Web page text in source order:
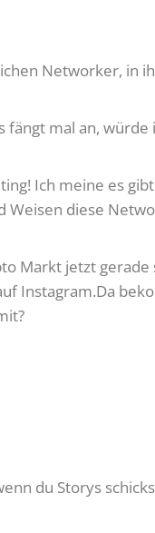
Networker,
fängt mal an,
Ich meine es
Weisen diese
Markt jetzt
Instagram.Da
du Storys